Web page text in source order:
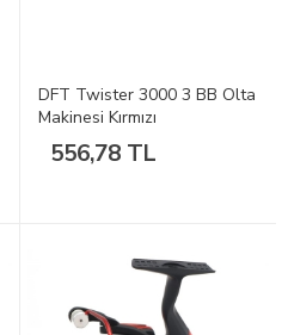
DFT Twister 3000 3 BB Olta
Makinesi Kırmızı
556,78 TL